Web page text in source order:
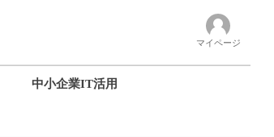
マイページ
中小企業IT活用